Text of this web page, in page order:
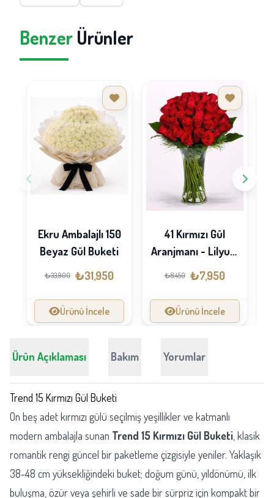
Benzer Ürünler
Ekru Ambalajlı 150
Beyaz Gül Buketi
₺33,900 ₺31,950
Ürünü İncele
41 Kırmızı Gül
Aranjmanı - Lilyum
Siparişi
₺8,450 ₺7,950
Ürünü İncele
Ürün Açıklaması Bakım Yorumlar
Trend 15 Kırmızı Gül Buketi
On beş adet kırmızı gülü seçilmiş yeşillikler ve katmanlı
modern ambalajla sunan Trend 15 Kırmızı Gül Buketi , klasik
romantik rengi güncel bir paketleme çizgisiyle yeniler. Yaklaşık
38-48 cm yüksekliğindeki buket; doğum günü, yıldönümü, ilk
buluşma, özür veya şehirli ve sade bir sürpriz için kompakt bir